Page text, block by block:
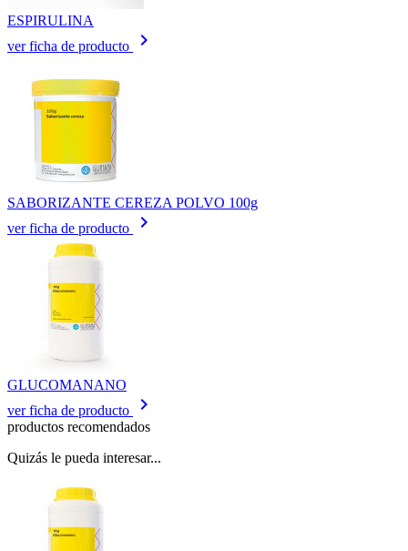
ESPIRULINA
ver ficha de producto
keyboard_arrow_right
SABORIZANTE CEREZA POLVO 100g
ver ficha de producto
keyboard_arrow_right
GLUCOMANANO
ver ficha de producto
keyboard_arrow_right
productos recomendados
Quizás le pueda interesar...